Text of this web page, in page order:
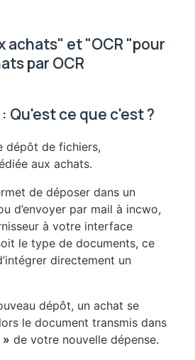
achats" et "OCR "pour
par OCR
Qu'est ce que c'est ?
dépôt de fichiers,
aux achats.
de déposer dans un
d’envoyer par mail à incwo,
à votre interface
le type de documents, ce
directement un
dépôt, un achat se
le document transmis dans
» de votre nouvelle dépense.